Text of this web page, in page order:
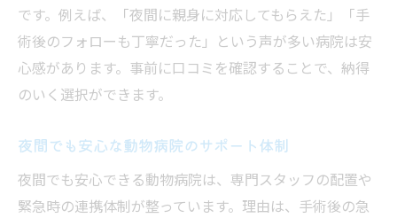
です。例えば、「夜間に親身に対応してもらえた」「手
術後のフォローも丁寧だった」という声が多い病院は安
心感があります。事前に口コミを確認することで、納得
のいく選択ができます。
夜間でも安心な動物病院のサポート体制
夜間でも安心できる動物病院は、専門スタッフの配置や
緊急時の連携体制が整っています。理由は、手術後の急